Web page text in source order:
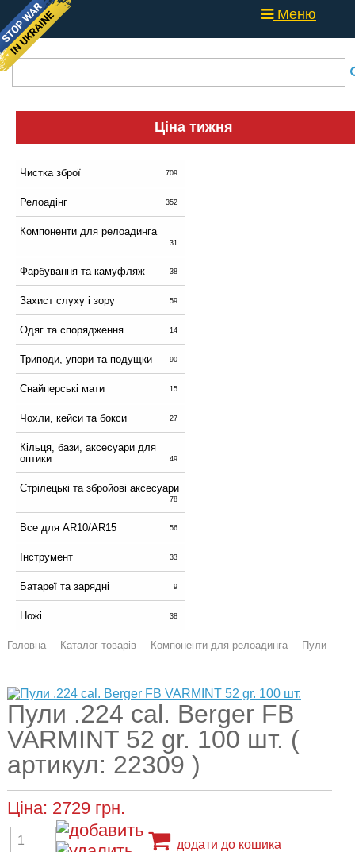
Меню
Ціна тижня
Чистка зброї 709
Релоадінг 352
Компоненти для релоадинга
31
Фарбування та камуфляж 38
Захист слуху і зору 59
Одяг та спорядження 14
Триподи, упори та подущки 90
Снайперські мати 15
Чохли, кейси та бокси 27
Кільця, бази, аксесуари для
оптики
49
Стрілецькі та збройові аксесуари
78
Все для AR10/AR15 56
Інструмент 33
Батареї та зарядні 9
Ножі 38
Головна Каталог товарів Компоненти для релоадинга Пули
Пули .224 cal. Berger FB
VARMINT 52 gr. 100 шт. (
артикул: 22309 )
Ціна: 2729 грн.
додати до кошика